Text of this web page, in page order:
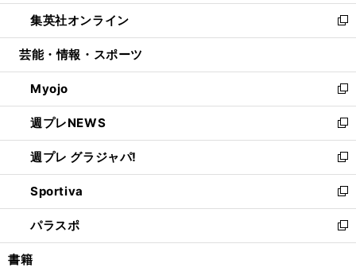
開
く
ウ
で
開
ン
ド
ウ
開
く
ウ
ィ
ン
ウ
で
開
く
し
い
ウ
ン
ド
ウ
で
開
く
集英社オンライン
新
し
ウ
ィ
ン
ド
ウ
で
開
く
芸能・情報・スポーツ
Myojo
新
し
い
ウ
ィ
ン
ド
ウ
で
開
週プレNEWS
新
し
い
ウ
ィ
ン
ド
ウ
週プレ グラジャパ!
新
し
い
ウ
ィ
ン
Sportiva
新
し
い
ウ
パラスポ
新
し
書籍